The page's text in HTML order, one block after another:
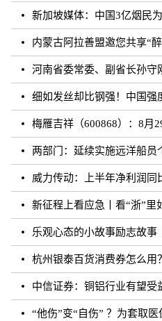
新加坡媒体：中国3亿烟民
内蒙古阿拉善盟邀您共享“
河南省委常委、副省长孙守
细如发丝却比钢强！中国强度
梅雁吉祥（600868）：8月
两部门：延续实施远洋船员
威力传动：上半年净利润同
新征程上看应急丨看“浙”里
乐观心态的小故事励志故事
杭州银泰百货消费券怎么用？
中信证券：铜铝行业有望受益于“
“他伤”变“自伤” ？为套取医保